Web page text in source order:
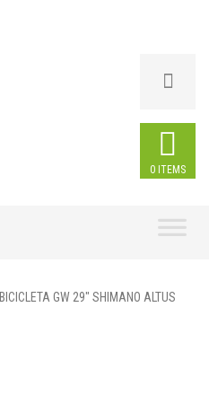
0 ITEMS
BICICLETA GW 29″ SHIMANO ALTUS